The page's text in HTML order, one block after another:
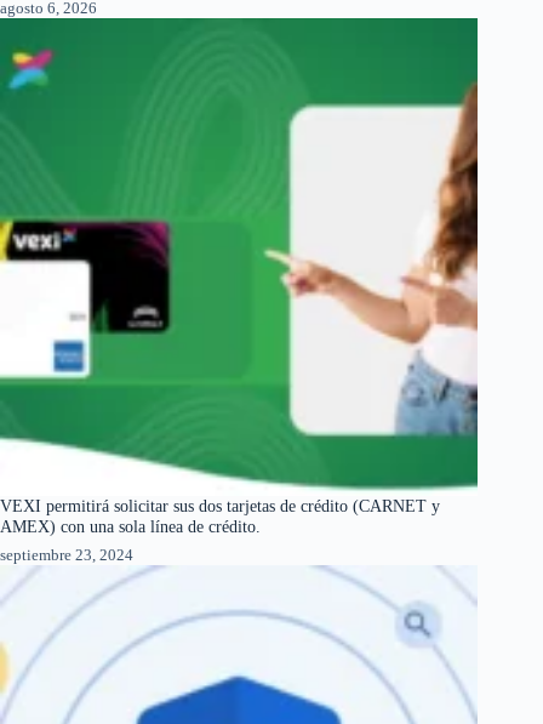
agosto 6, 2026
VEXI permitirá solicitar sus dos tarjetas de crédito (CARNET y
AMEX) con una sola línea de crédito.
septiembre 23, 2024